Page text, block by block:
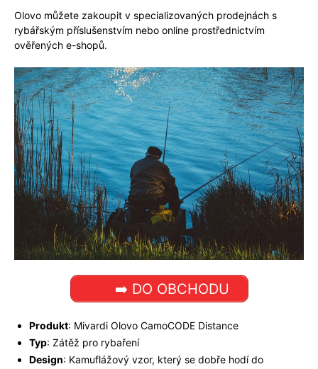
Olovo můžete zakoupit v specializovaných prodejnách s
rybářským příslušenstvím nebo online prostřednictvím
ověřených e-shopů.
➡️ DO OBCHODU
Produkt: Mivardi Olovo CamoCODE Distance
Typ: Zátěž pro rybaření
Design: Kamuflážový vzor, který se dobře hodí do